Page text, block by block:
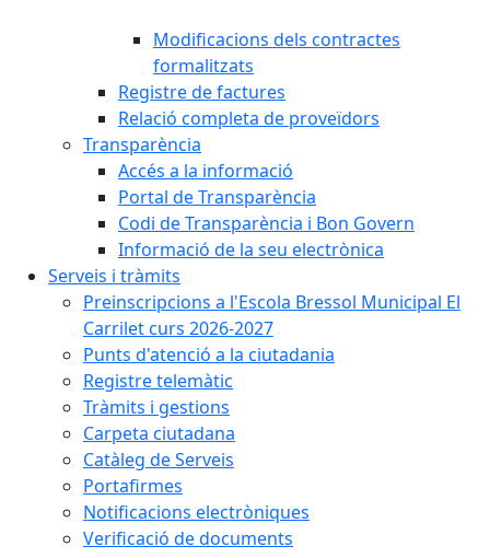
Modificacions dels contractes
formalitzats
Registre de factures
Relació completa de proveïdors
Transparència
Accés a la informació
Portal de Transparència
Codi de Transparència i Bon Govern
Informació de la seu electrònica
Serveis i tràmits
Preinscripcions a l'Escola Bressol Municipal El
Carrilet curs 2026-2027
Punts d'atenció a la ciutadania
Registre telemàtic
Tràmits i gestions
Carpeta ciutadana
Catàleg de Serveis
Portafirmes
Notificacions electròniques
Verificació de documents